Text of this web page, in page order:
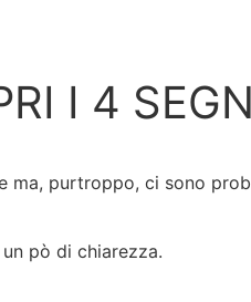
I 4
purtroppo, ci sono
pò di chiarezza.